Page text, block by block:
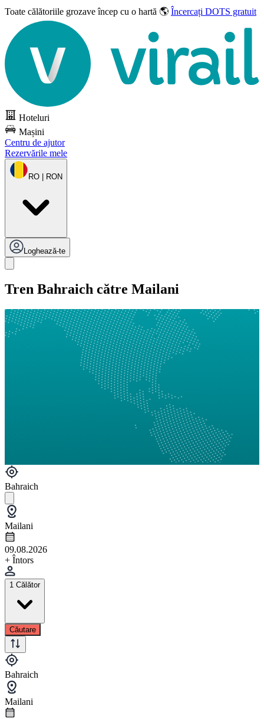
Toate călătoriile grozaveîncep cu o hartă 🌎 Încercați DOTS gratuit
Hoteluri
Mașini
Centru de ajutor
Rezervările mele
RO | RON
Loghează-te
Tren Bahraich către Mailani
Bahraich
Mailani
09.08.2026
+ Întors
1 Călător
Căutare
Bahraich
Mailani